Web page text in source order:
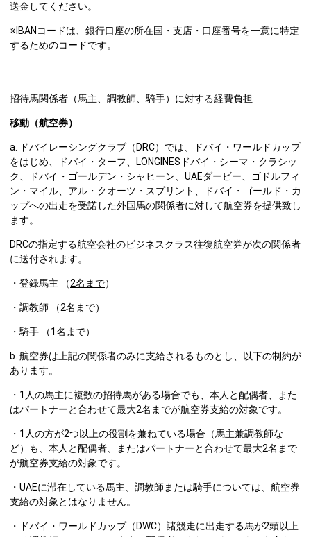
送金してください。
※IBANコードは、銀行口座の所在国・支店・口座番号を一意に特定
するためのコードです。
招待馬関係者（馬主、調教師、騎手）に対する経費負担
移動（航空券）
a. ドバイレーシングクラブ（DRC）では、ドバイ・ワールドカップ
をはじめ、ドバイ・ターフ、LONGINESドバイ・シーマ・クラシッ
ク、ドバイ・ゴールデン・シャヒーン、UAEダービー、ゴドルフィ
ン・マイル、アル・クオーツ・スプリント、ドバイ・ゴールド・カ
ップへの出走を受諾した外国馬の関係者に対して航空券を提供致し
ます。
DRCの指定する航空会社のビジネスクラス往復航空券が次の関係者
に送付されます。
・登録馬主 （2名まで）
・調教師 （2名まで）
・騎手 （1名まで）
b. 航空券は上記の関係者のみに支給されるものとし、以下の制約が
あります。
・1人の馬主に複数の招待馬がある場合でも、本人と配偶者、また
はパートナーと合わせて最大2名までが航空券支給の対象です。
・1人の方が2つ以上の役割を兼ねている場合（馬主兼調教師な
ど）も、本人と配偶者、またはパートナーと合わせて最大2名まで
が航空券支給の対象です。
・UAEに滞在している馬主、調教師または騎手については、航空券
支給の対象とはなりません。
・ドバイ・ワールドカップ（DWC）諸競走に出走する馬が2頭以上